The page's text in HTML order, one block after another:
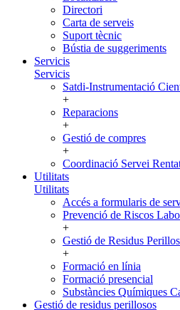
Directori
Carta de serveis
Suport tècnic
Bústia de suggeriments
Servicis
Servicis
Satdi-Instrumentació
+
Reparacions
+
Gestió de compres
+
Coordinació Servei
Utilitats
Utilitats
Accés a formularis de
Prevenció de Riscos
+
Gestió de Residus
+
Formació en línia
Formació presencial
Substàncies Químiques
Gestió de residus perillosos